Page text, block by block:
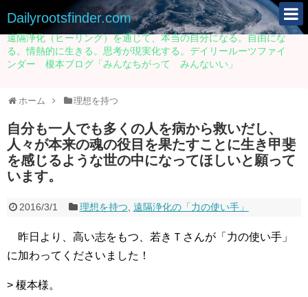
Dailyrootsfinder.com
遠隔浄化（ヒーリング）を通じて、本当の自分になる。自由にな
る。情熱的に生きる。思考が現実化する。デイリールーツファイ
ンダー 榎本ブログ「みんなちがって みんないい」
ホーム 理想を持つ
自分も一人でも多くの人を病から救いだし、
人々が本来の魂の役目を果たすことに生き甲斐
を感じるような世の中になってほしいと願って
います。
2016/3/1 理想を持つ 遠隔浄化の「力の使い手」
昨日より、高い志をもつ、若きＴさんが「力の使い手」
に加わってくださいました！
> 榎本様。